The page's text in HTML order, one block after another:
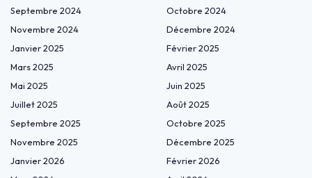
Septembre 2024
Octobre 2024
Novembre 2024
Décembre 2024
Janvier 2025
Février 2025
Mars 2025
Avril 2025
Mai 2025
Juin 2025
Juillet 2025
Août 2025
Septembre 2025
Octobre 2025
Novembre 2025
Décembre 2025
Janvier 2026
Février 2026